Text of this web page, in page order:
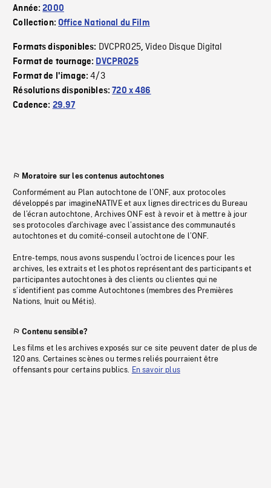
Année:2000
Collection:Office National du Film
Formats disponibles: DVCPRO25,Video Disque Digital
Format de tournage: DVCPRO25
Format de l'image:4/3
Résolutions disponibles:720 x 486
Cadence: 29.97
Moratoire sur les contenus autochtones
Conformément au Plan autochtone de l’ONF, aux protocoles
développés par imagineNATIVE et aux lignes directrices du Bureau
de l’écran autochtone, Archives ONF est à revoir et à mettre à jour
ses protocoles d’archivage avec l’assistance des communautés
autochtones et du comité-conseil autochtone de l’ONF.
Entre-temps, nous avons suspendu l’octroi de licences pour les
archives, les extraits et les photos représentant des participants et
participantes autochtones à des clients ou clientes qui ne
s’identifient pas comme Autochtones (membres des Premières
Nations, Inuit ou Métis).
Contenu sensible?
Les films et les archives exposés sur ce site peuvent dater de plus de
120 ans. Certaines scènes ou termes reliés pourraient être
offensants pour certains publics. En savoir plus